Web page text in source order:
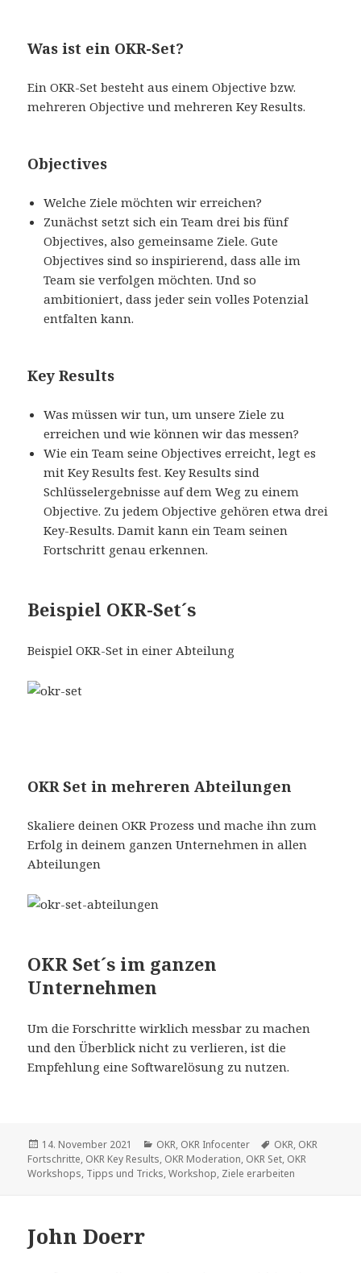
Was ist ein OKR-Set?
Ein OKR-Set besteht aus einem Objective bzw.
mehreren Objective und mehreren Key Results.
Objectives
Welche Ziele möchten wir erreichen?
Zunächst setzt sich ein Team drei bis fünf
Objectives, also gemeinsame Ziele. Gute
Objectives sind so inspirierend, dass alle im
Team sie verfolgen möchten. Und so
ambitioniert, dass jeder sein volles Potenzial
entfalten kann.
Key Results
Was müssen wir tun, um unsere Ziele zu
erreichen und wie können wir das messen?
Wie ein Team seine Objectives erreicht, legt es
mit Key Results fest. Key Results sind
Schlüsselergebnisse auf dem Weg zu einem
Objective. Zu jedem Objective gehören etwa drei
Key-Results. Damit kann ein Team seinen
Fortschritt genau erkennen.
Beispiel OKR-Set´s
Beispiel OKR-Set in einer Abteilung
OKR Set in mehreren Abteilungen
Skaliere deinen OKR Prozess und mache ihn zum
Erfolg in deinem ganzen Unternehmen in allen
Abteilungen
OKR Set´s im ganzen
Unternehmen
Um die Forschritte wirklich messbar zu machen
und den Überblick nicht zu verlieren, ist die
Empfehlung eine Softwarelösung zu nutzen.
Veröffentlicht
am
14. November 2021 Kategorien
OKR, OKR Infocenter Schlagwörter
OKR, OKR
Fortschritte, OKR Key Results, OKR Moderation, OKR Set, OKR
Workshops, Tipps und Tricks,Workshop, Ziele erarbeiten
John Doerr